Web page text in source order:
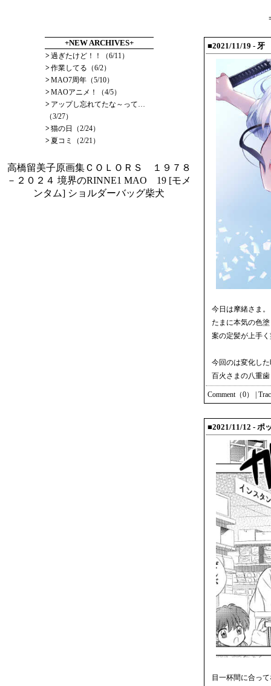
+NEW ARCHIVES+
>過ぎたけど！！（6/11）
>作業してる（6/2）
>MAO7周年（5/10）
>MAOアニメ！（4/5）
> アップし忘れてたな～って…
（3/27）
>猫の日（2/24）
>夏コミ（2/21）
高橋留美子原画集ＣＯＬＯＲＳ １９７８
－２０２４ 境界のRINNE1 MAO 19 [モメ
ンタム] ショルダーバッグ柴犬
■2021/11/19 - 牙
今日は摩緒さま。
たまに本気の色
案の定髪が上手
今回のは変化し
百火さまの八重
Comment（0）
■2021/11/12 - ポ
目一杯間に合っ